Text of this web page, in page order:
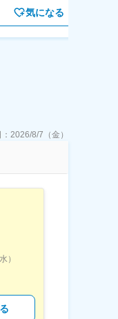
気になる
2026/8/7（金）
）